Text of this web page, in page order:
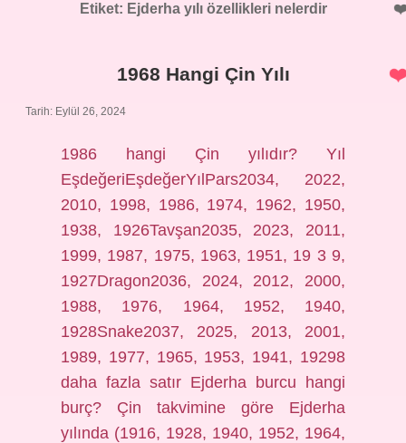
Etiket: Ejderha yılı özellikleri nelerdir
1968 Hangi Çin Yılı
Tarih: Eylül 26, 2024
1986 hangi Çin yılıdır? Yıl
EşdeğeriEşdeğerYılPars2034, 2022,
2010, 1998, 1986, 1974, 1962, 1950,
1938, 1926Tavşan2035, 2023, 2011,
1999, 1987, 1975, 1963, 1951, 19 3 9,
1927Dragon2036, 2024, 2012, 2000,
1988, 1976, 1964, 1952, 1940,
1928Snake2037, 2025, 2013, 2001,
1989, 1977, 1965, 1953, 1941, 19298
daha fazla satır Ejderha burcu hangi
burç? Çin takvimine göre Ejderha
yılında (1916, 1928, 1940, 1952, 1964,